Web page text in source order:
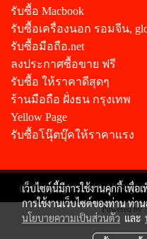
รับซื้อ Macbook
รับซื้อเครื่องนอก รอมจีน,
รับซื้อมือถือ.net
ลงประกาศซื้อขาย ฟรี
รับซื้อ ให้ราคาดีสุดๆ
ร้านมือถือ ฝั่งธน กรุงเทพ
Yellow Page
รับซื้อโนุ๊ตบุ๊คให้ราคาแรง
@ Copyright 2018 All
Powered by
เว็บไซต์นี้มีการใช้งานคุกกี้ เพื่
การใช้งานเว็บไซต์ของท่าน ท่า
นโยบายความเป็นส่วนตัว และ